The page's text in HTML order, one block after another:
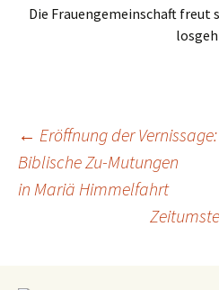
Die Frauengemeinschaft freut
← Eröffnung der Vernissage:
Biblische Zu-Mutungen
in Mariä Himmelfahrt